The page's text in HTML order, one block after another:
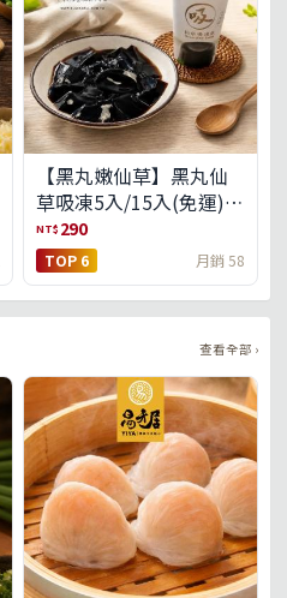
【黑丸嫩仙草】黑丸仙
草吸凍5入/15入(免運)
(預購中8/14出貨)
NT$ 290
TOP 6 月銷 58
查看全部 ›